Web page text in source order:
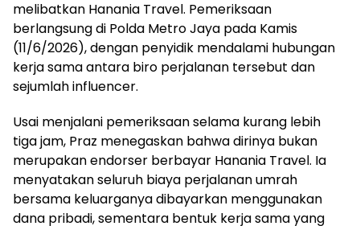
melibatkan Hanania Travel. Pemeriksaan
berlangsung di Polda Metro Jaya pada Kamis
(11/6/2026), dengan penyidik mendalami hubungan
kerja sama antara biro perjalanan tersebut dan
sejumlah influencer.
Usai menjalani pemeriksaan selama kurang lebih
tiga jam, Praz menegaskan bahwa dirinya bukan
merupakan endorser berbayar Hanania Travel. Ia
menyatakan seluruh biaya perjalanan umrah
bersama keluarganya dibayarkan menggunakan
dana pribadi, sementara bentuk kerja sama yang